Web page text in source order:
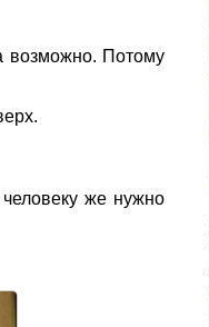
возможно. Потому
же нужно